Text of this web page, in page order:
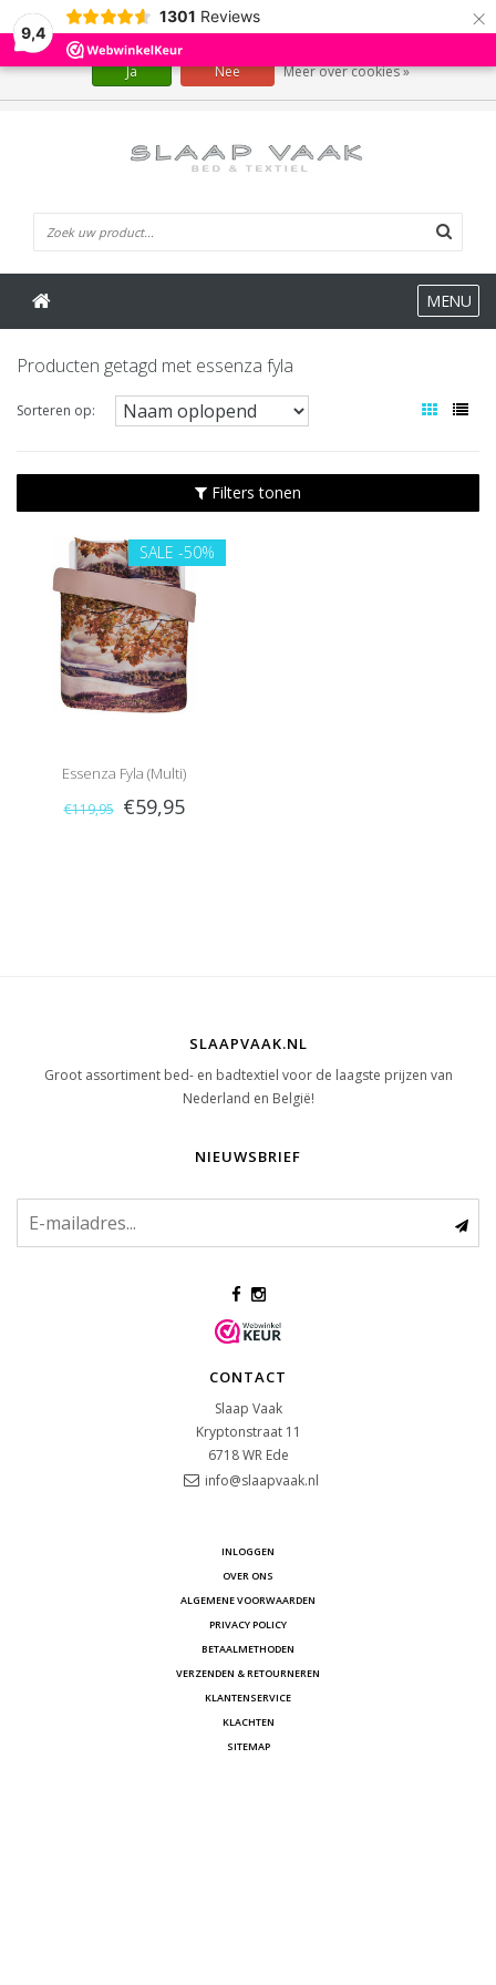
9,4
1301 Reviews ×
MENU
Producten getagd met essenza fyla
Sorteren op:
Filters tonen
SALE -50%
Essenza Fyla (Multi)
€119,95 €59,95
SLAAPVAAK.NL
Groot assortiment bed- en badtextiel voor de laagste prijzen van
Nederland en België!
NIEUWSBRIEF
CONTACT
Slaap Vaak
Kryptonstraat 11
6718 WR Ede
info@slaapvaak.nl
INLOGGEN
OVER ONS
ALGEMENE VOORWAARDEN
PRIVACY POLICY
BETAALMETHODEN
VERZENDEN & RETOURNEREN
KLANTENSERVICE
KLACHTEN
SITEMAP
Wij slaan cookies op om onze website te verbeteren. Is dat akkoord?
Ja Nee Meer over cookies »